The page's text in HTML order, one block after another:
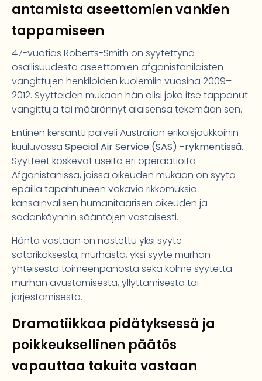
antamista aseettomien vankien
tappamiseen
47-vuotias Roberts-Smith on syytettynä
osallisuudesta aseettomien afganistanilaisten
vangittujen henkilöiden kuolemiin vuosina 2009–
2012. Syytteiden mukaan hän olisi joko itse tappanut
vangittuja tai määrännyt alaisensa tekemään sen.
Entinen kersantti palveli Australian erikoisjoukkoihin
kuuluvassa Special Air Service (SAS) -rykmentissä.
Syytteet koskevat useita eri operaatioita
Afganistanissa, joissa oikeuden mukaan on syytä
epäillä tapahtuneen vakavia rikkomuksia
kansainvälisen humanitaarisen oikeuden ja
sodankäynnin sääntöjen vastaisesti.
Häntä vastaan on nostettu yksi syyte
sotarikoksesta, murhasta, yksi syyte murhan
yhteisestä toimeenpanosta sekä kolme syytettä
murhan avustamisesta, yllyttämisestä tai
järjestämisestä.
Dramatiikkaa pidätyksessä ja
poikkeuksellinen päätös
vapauttaa takuita vastaan